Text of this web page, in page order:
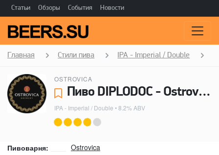
Статьи Обзоры События Новости
Главная Стили пива IPA - Imperial / Double
OSTROVICA
Пиво DIPLODOC - Ostrovica
IPA - Imperial / Double • 8.2% ABV
Пивоварня:
Ostrovica